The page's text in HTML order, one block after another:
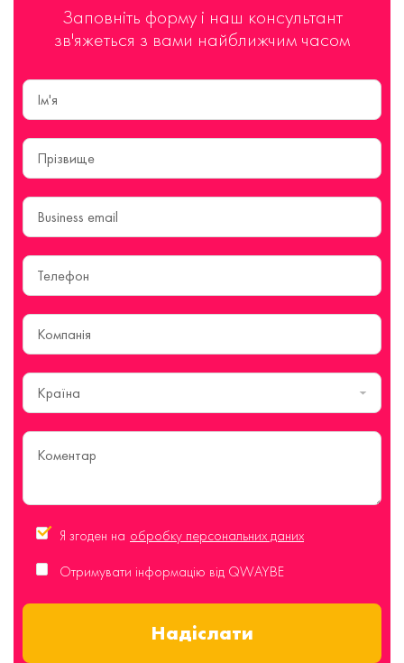
Заповніть форму і наш консультант
зв'яжеться з вами найближчим часом
Країна
Я згоден на обробку персональних даних
Отримувати інформацію від QWAYBE
Надіслати